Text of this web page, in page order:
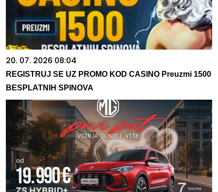
20. 07. 2026 08:04
REGISTRUJ SE UZ PROMO KOD CASINO Preuzmi 1500
BESPLATNIH SPINOVA